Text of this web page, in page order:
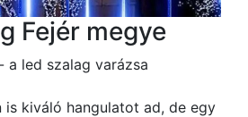
Fejér megye
a led szalag varázsa
is kiváló hangulatot ad, de egy